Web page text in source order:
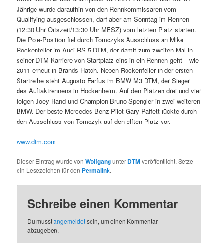
Jährige wurde daraufhin von den Rennkommissaren vom
Qualifying ausgeschlossen, darf aber am Sonntag im Rennen
(12:30 Uhr Ortszeit/13:30 Uhr MESZ) vom letzten Platz starten.
Die Pole-Position fiel durch Tomczyks Ausschluss an Mike
Rockenfeller im Audi RS 5 DTM, der damit zum zweiten Mal in
seiner DTM-Karriere von Startplatz eins in ein Rennen geht – wie
2011 erneut in Brands Hatch. Neben Rockenfeller in der ersten
Startreihe steht Augusto Farfus im BMW M3 DTM, der Sieger
des Auftaktrennens in Hockenheim. Auf den Plätzen drei und vier
folgen Joey Hand und Champion Bruno Spengler in zwei weiteren
BMW. Der beste Mercedes-Benz-Pilot Gary Paffett rückte durch
den Ausschluss von Tomczyk auf den elften Platz vor.
www.dtm.com
Dieser Eintrag wurde vonWolfgangunter DTMveröffentlicht. Setze
ein Lesezeichen für den Permalink.
Schreibe einen Kommentar
Du musstangemeldetsein, um einen Kommentar
abzugeben.